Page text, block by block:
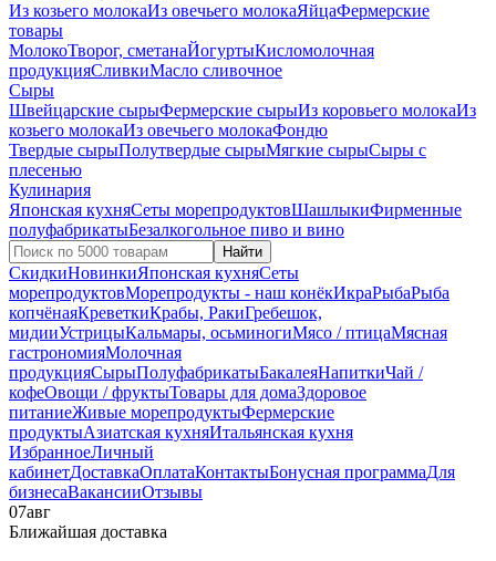
Из козьего молокаИз овечьего молокаЯйцаФермерские
товары
МолокоТворог, сметанаЙогуртыКисломолочная
продукцияСливкиМасло сливочное
Сыры
Швейцарские сырыФермерские сырыИз коровьего молокаИз
козьего молокаИз овечьего молокаФондю
Твердые сырыПолутвердые сырыМягкие сырыСыры c
плесенью
Кулинария
Японская кухняСеты морепродуктовШашлыкиФирменные
полуфабрикатыБезалкогольное пиво и вино
Найти
СкидкиНовинкиЯпонская кухняСеты
морепродуктовМорепродукты - наш конёкИкраРыбаРыба
копчёнаяКреветкиКрабы, РакиГребешок,
мидииУстрицыКальмары, осьминогиМясо / птицаМясная
гастрономияМолочная
продукцияСырыПолуфабрикатыБакалеяНапиткиЧай /
кофеОвощи / фруктыТовары для домаЗдоровое
питаниеЖивые морепродуктыФермерские
продуктыАзиатская кухняИтальянская кухня
ИзбранноеЛичный
кабинетДоставкаОплатаКонтактыБонусная программаДля
бизнесаВакансииОтзывы
07авг
Ближайшая доставка